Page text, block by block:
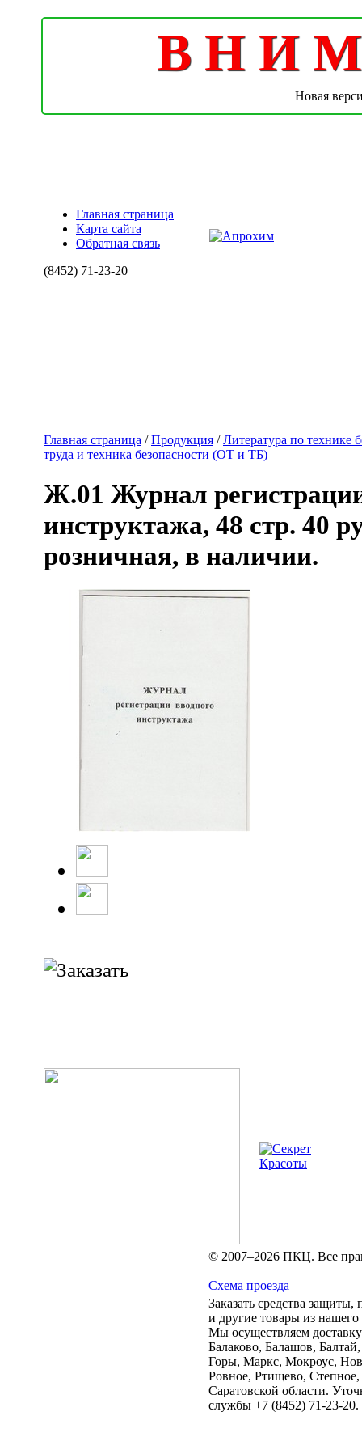
В Н И
Новая
Главная страница
Карта сайта
Обратная связь
(8452) 71-23-20
Главная страница /Продукция /Литература по технике
труда и техника безопасности (ОТ и ТБ)
Ж.01 Журнал
инструктажа, 48 стр. 40
розничная, в наличии.
© 2007–2026 ПКЦ. Все
Схема проезда
Заказать средства
и другие товары из
Мы осуществляем
Балаково, Балашов,
Горы, Маркс, Мокроус,
Ровное, Ртищево,
Саратовской области.
службы +7 (8452) 71-23-20.